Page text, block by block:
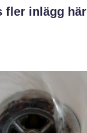
fler inlägg här